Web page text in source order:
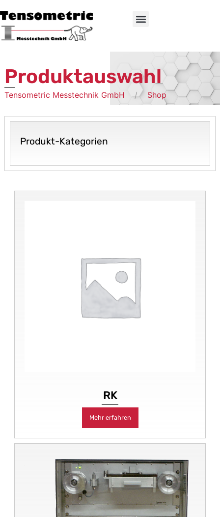
Produktauswahl
Tensometric Messtechnik GmbH Shop
Produkt-Kategorien
RK
Mehr erfahren